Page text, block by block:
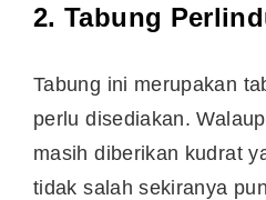
2. Tabung
Tabung ini merupakan
perlu disediakan.
masih diberikan kudrat
tidak salah sekiranya